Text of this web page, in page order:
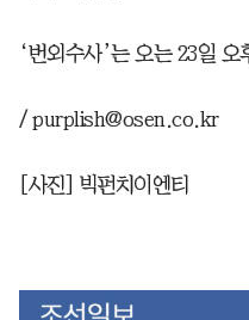
‘번외수사’는 오는 23일
/ purplish@osen.co.kr
[사진] 빅펀치이엔티